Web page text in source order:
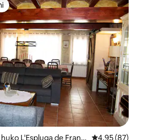
L'Espluga de Franc
Ukadiriaji wa
4.95 (87)